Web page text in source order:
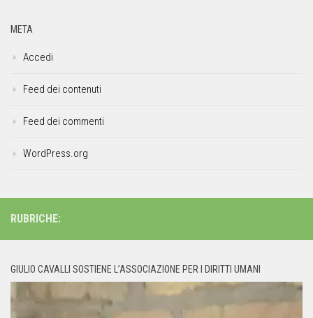
META
Accedi
Feed dei contenuti
Feed dei commenti
WordPress.org
RUBRICHE:
GIULIO CAVALLI SOSTIENE L’ASSOCIAZIONE PER I DIRITTI UMANI
Player